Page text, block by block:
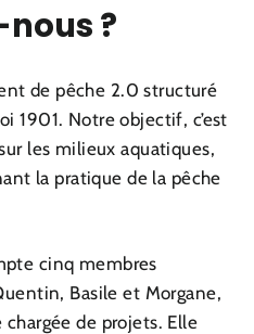
?
de pêche 2.0 structuré
1901. Notre objectif, c’est
les milieux aquatiques,
la pratique de la pêche
cinq membres
Basile et Morgane,
de projets. Elle